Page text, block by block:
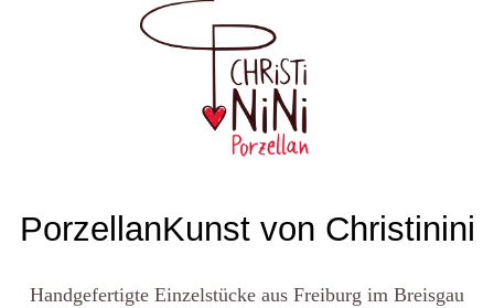
PorzellanKunst von Christinini
Handgefertigte Einzelstücke aus Freiburg im Breisgau